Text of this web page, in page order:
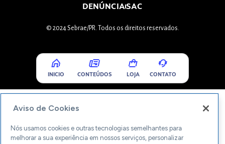
DENÚNCIASAC
© 2024 Sebrae/PR. Todos os direitos reservados.
INICIO CONTEÚDOS LOJA CONTATO
Aviso de Cookies
Nós usamos cookies e outras tecnologias semelhantes para
melhorar a sua experiência em nossos serviços, personalizar